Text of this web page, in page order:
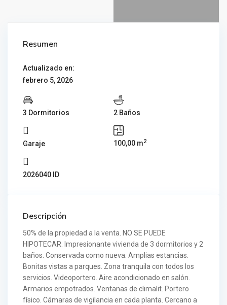
Resumen
Actualizado en:
febrero 5, 2026
3 Dormitorios 2 Baños
Garaje 100,00 m2
2026040 ID
Descripción
50% de la propiedad a la venta. NO SE PUEDE
HIPOTECAR. Impresionante vivienda de 3 dormitorios y 2
baños. Conservada como nueva. Amplias estancias.
Bonitas vistas a parques. Zona tranquila con todos los
servicios. Videoportero. Aire acondicionado en salón.
Armarios empotrados. Ventanas de climalit. Portero
físico. Cámaras de vigilancia en cada planta. Cercano a